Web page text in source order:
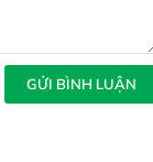
GỬI BÌNH LUẬN